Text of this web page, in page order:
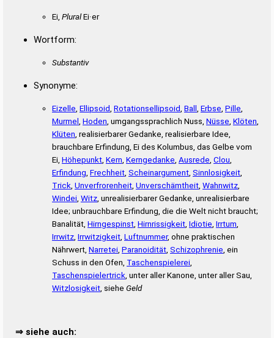
Ei, PluralEi·er
Wortform:
Substantiv
Synonyme:
Eizelle Ellipsoid Rotationsellipsoid Ball Erbse Pille
Murmel Hoden , umgangssprachlich Nuss, Nüsse Klöten
Klüten , realisierbarer Gedanke, realisierbare Idee,
brauchbare Erfindung, Ei des Kolumbus, das Gelbe vom
Ei, Höhepunkt Kern Kerngedanke Ausrede Clou
Erfindung Frechheit Scheinargument Sinnlosigkeit
Trick Unverfrorenheit Unverschämtheit Wahnwitz
Windei Witz , unrealisierbarer Gedanke, unrealisierbare
Idee; unbrauchbare Erfindung, die die Welt nicht braucht;
Banalität, Hirngespinst Hirnrissigkeit Idiotie Irrtum
Irrwitz Irrwitzigkeit Luftnummer, ohne praktischen
Nährwert, Narretei Paranoidität Schizophrenie , ein
Schuss in den Ofen, Taschenspielerei
Taschenspielertrick , unter aller Kanone, unter aller Sau,
Witzlosigkeit , siehe Geld
⇒ siehe auch: